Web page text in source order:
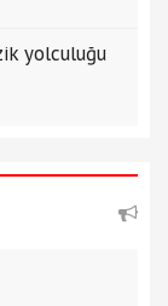
yolculuğu